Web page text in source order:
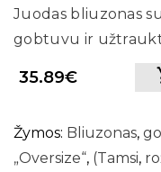
Juodas bliuzonas su
gobtuvu ir
35.89€
Žymos: Bliuzonas,
„Oversize“, (Tamsi,